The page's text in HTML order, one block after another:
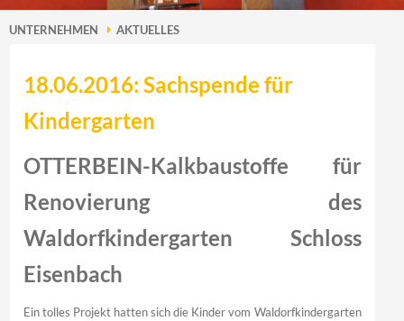
UNTERNEHMEN AKTUELLES
18.06.2016: Sachspende für
Kindergarten
OTTERBEIN-Kalkbaustoffe für
Renovierung des
Waldorfkindergarten Schloss
Eisenbach
Ein tolles Projekt hatten sich die Kinder vom Waldorf­kinder­garten